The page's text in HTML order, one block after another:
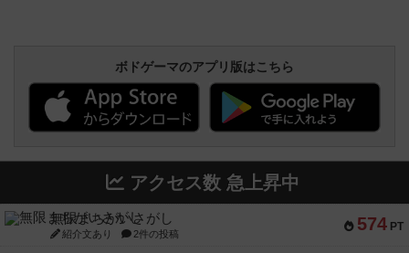
ボドゲーマのアプリ版はこちら
アクセス数 急上昇中
574 PT
無限まちがいさがし
紹介文あり 2件の投稿